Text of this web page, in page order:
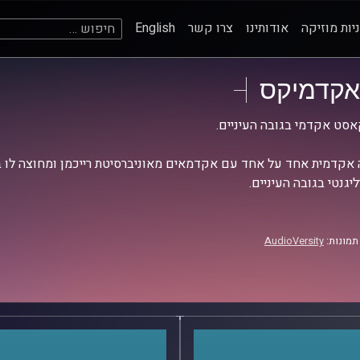
מוזיקה אודותינו צרו קשר English חיפוש:
אקדמיקס
אקדמי בגובה העיניים.
אקדמית אחד על אחד עם אקדמאים מאוניברסיטת רייכמן ומחוצה לו
בגובה העיניים.
AudioVersity